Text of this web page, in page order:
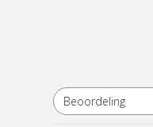
Beoordeling
Alle beoordelingen